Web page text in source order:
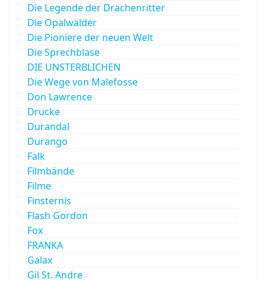
Die Legende der Drachenritter
Die Opalwälder
Die Pioniere der neuen Welt
Die Sprechblase
DIE UNSTERBLICHEN
Die Wege von Malefosse
Don Lawrence
Drucke
Durandal
Durango
Falk
Filmbände
Filme
Finsternis
Flash Gordon
Fox
FRANKA
Galax
Gil St. Andre